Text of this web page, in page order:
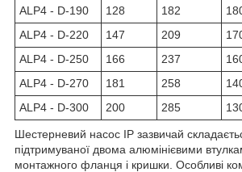
ALP4 - D-190
128 182
ALP4 - D-220
147 209
ALP4 - D-250
166 237
ALP4 - D-270
181 258
ALP4 - D-300
200 285
Шестерневий насос IP зазвичай
підтримуваної двома алюмінієвими
монтажного фланця і кришки. Особливі